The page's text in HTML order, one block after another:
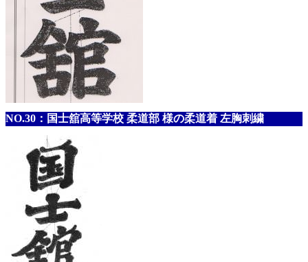
NO.30：国士舘高等学校 柔道部 様の柔道着 左胸刺繍